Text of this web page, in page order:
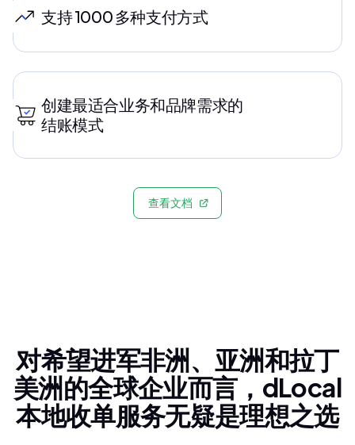
支持 1000 多种支付方式
创建最适合业务和品牌需求的
结账模式
查看文档
对希望进军非洲、亚洲和拉丁
美洲的全球企业而言，dLocal
本地收单服务无疑是理想之选